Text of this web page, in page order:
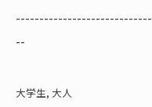
--
大学生 大人